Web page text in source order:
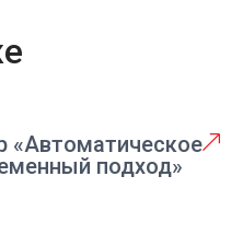
«Автоматическое
подход»